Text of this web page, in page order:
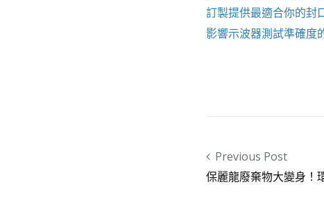
訂製提供最適合你的封
影響示波器測試準確度
Post navigation
Previous Post
保麗龍廢棄物大變身！